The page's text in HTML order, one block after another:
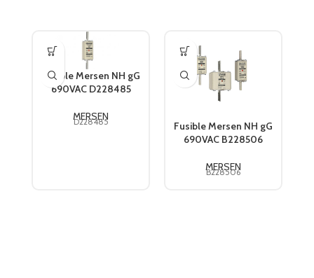
Fusible Mersen NH gG
690VAC D228485
MERSEN
D228485
Fusible Mersen NH gG
690VAC B228506
MERSEN
B228506